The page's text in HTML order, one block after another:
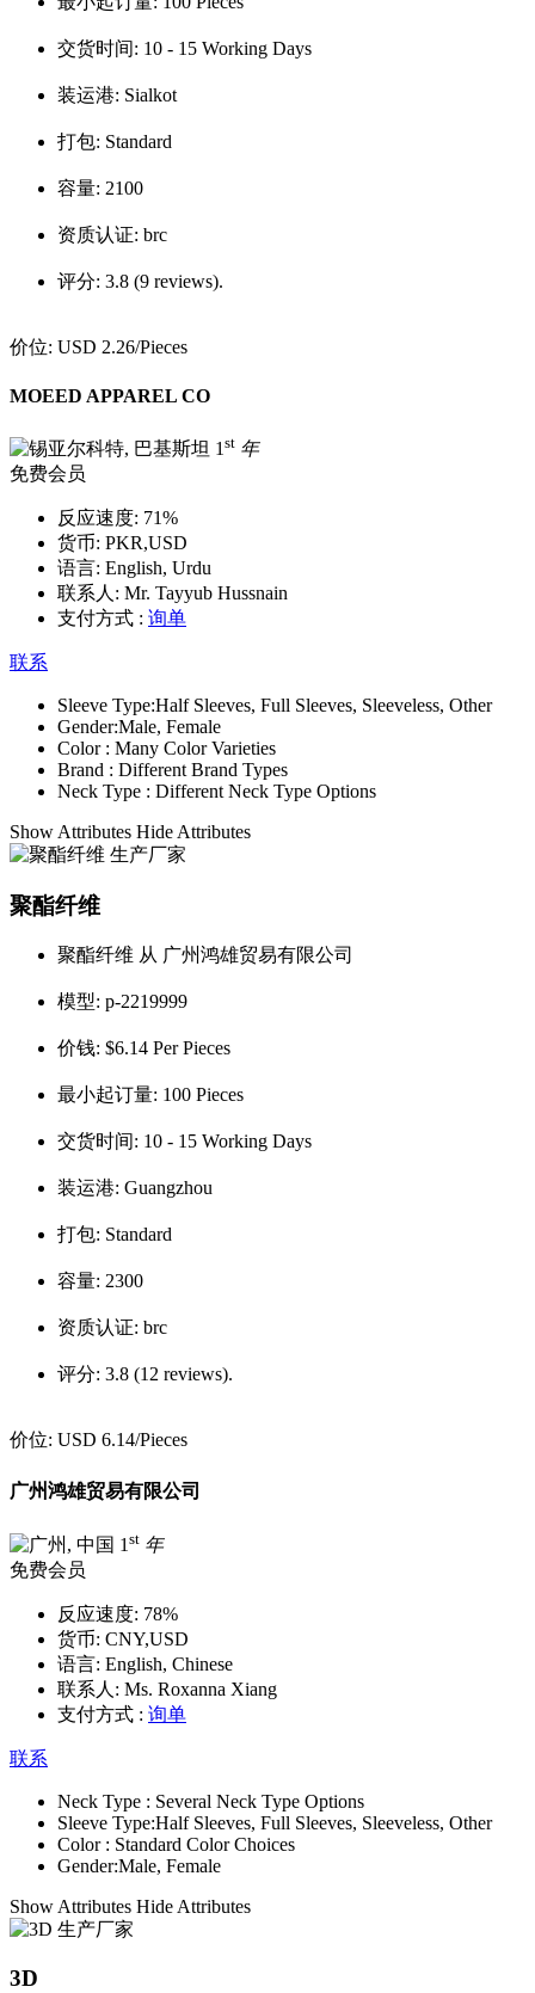
交货时间: 10 - 15 Working Days
装运港: Sialkot
打包: Standard
容量: 2100
资质认证: brc
评分: 3.8 (9 reviews).
价位: USD 2.26/Pieces
MOEED APPAREL CO
1 st 年
免费会员
反应速度: 71%
货币: PKR,USD
语言: English, Urdu
联系人: Mr. Tayyub Hussnain
支付方式 : 询单
联系
Sleeve Type:Half Sleeves, Full Sleeves, Sleeveless, Other
Gender:Male, Female
Color : Many Color Varieties
Brand : Different Brand Types
Neck Type : Different Neck Type Options
Show Attributes Hide Attributes
聚酯纤维
聚酯纤维 从 广州鸿雄贸易有限公司
模型: p-2219999
价钱: $6.14 Per Pieces
最小起订量: 100 Pieces
交货时间: 10 - 15 Working Days
装运港: Guangzhou
打包: Standard
容量: 2300
资质认证: brc
评分: 3.8 (12 reviews).
价位: USD 6.14/Pieces
广州鸿雄贸易有限公司
1 st 年
免费会员
反应速度: 78%
货币: CNY,USD
语言: English, Chinese
联系人: Ms. Roxanna Xiang
支付方式 : 询单
联系
Neck Type : Several Neck Type Options
Sleeve Type:Half Sleeves, Full Sleeves, Sleeveless, Other
Color : Standard Color Choices
Gender:Male, Female
Show Attributes Hide Attributes
3D